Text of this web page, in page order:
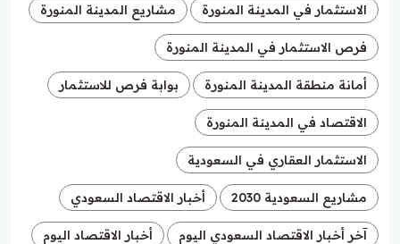
الاستثمار في المدينة المنورة مشاريع المدينة المنورة
فرص الاستثمار في المدينة المنورة
أمانة منطقة المدينة المنورة بوابة فرص للاستثمار
الاقتصاد في المدينة المنورة
الاستثمار العقاري في السعودية
مشاريع السعودية 2030 أخبار الاقتصاد السعودي
آخر أخبار الاقتصاد السعودي اليوم أخبار الاقتصاد اليوم